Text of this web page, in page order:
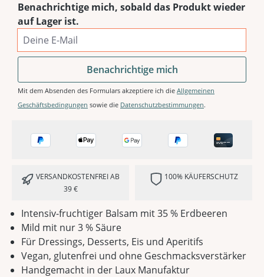
Intensiv-fruchtiger Balsam mit 35 % Erdbeeren
Mild mit nur 3 % Säure
Für Dressings, Desserts, Eis und Aperitifs
Vegan, glutenfrei und ohne Geschmacksverstärker
Handgemacht in der Laux Manufaktur
Benachrichtige mich, sobald das Produkt wieder
auf Lager ist.
Deine E-Mail
Benachrichtige mich
Mit dem Absenden des Formulars akzeptiere ich die Allgemeinen
Geschäftsbedingungen sowie die Datenschutzbestimmungen.
VERSANDKOSTENFREI AB
39 €
100% KÄUFERSCHUTZ